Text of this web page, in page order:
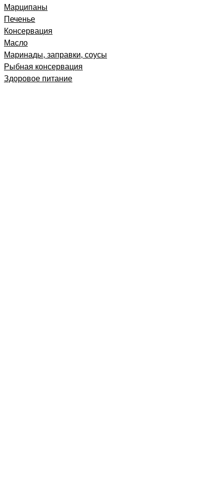
Марципаны
Печенье
Консервация
Масло
Маринады, заправки, соусы
Рыбная консервация
Здоровое питание